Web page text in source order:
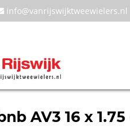
info@vanrijswijktweewielers.nl
AV3 16 x